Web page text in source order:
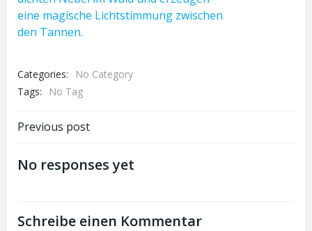
Categories:
No Category
Tags:
No Tag
Post
navigation
Previous post
No responses yet
Schreibe einen Kommentar